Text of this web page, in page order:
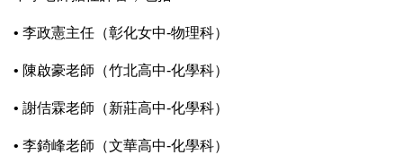
• 李政憲主任（彰化女中-物理科）
• 陳啟豪老師（竹北高中-化學科）
• 謝佶霖老師（新莊高中-化學科）
• 李錡峰老師（文華高中-化學科）